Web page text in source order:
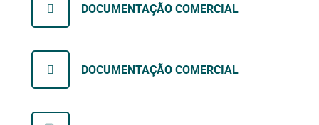
DOCUMENTAÇÃO COMERCIAL
DOCUMENTAÇÃO COMERCIAL